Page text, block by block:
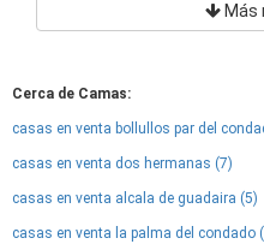
Más
Cerca de Camas:
casas en venta bollullos par del
casas en venta dos hermanas (7)
casas en venta alcala de guadaira (5)
casas en venta la palma del condado